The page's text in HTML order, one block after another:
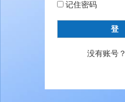
记住密码
没有账号？